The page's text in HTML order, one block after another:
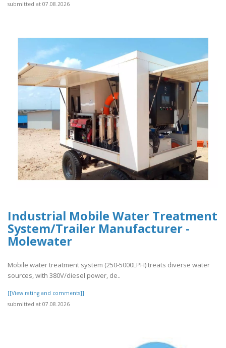
submitted at 07.08.2026
Industrial Mobile Water Treatment
System/Trailer Manufacturer -
Molewater
Mobile water treatment system (250-5000LPH) treats diverse water
sources, with 380V/diesel power, de..
[[View rating and comments]]
submitted at 07.08.2026